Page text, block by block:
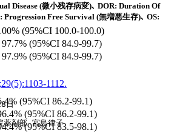
Disease (微小残存病変)､ DOR: Duration Of
Progression Free Survival (無増悪生存)､ OS:
1112.
日
剤部 宮島律子
(95%CI 100.0-100.0)
(95%CI 84.9-99.7)
(95%CI 84.9-99.7)
(95%CI 86.2-99.1)
(95%CI 86.2-99.1)
(95%CI 83.5-98.1)